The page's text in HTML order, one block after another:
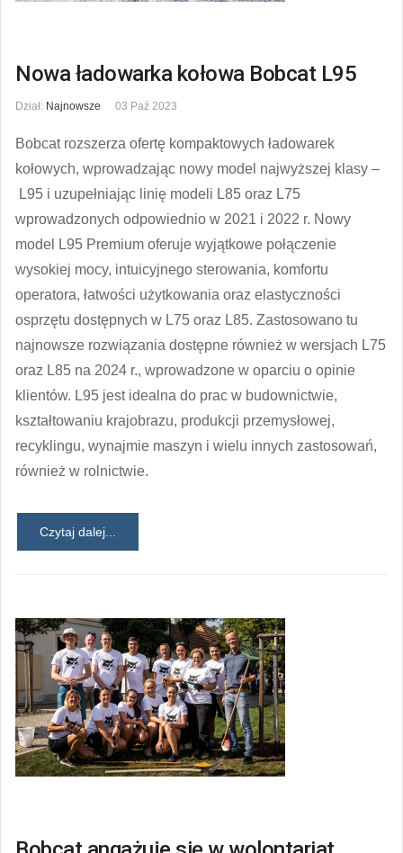
Nowa ładowarka kołowa Bobcat L95
Dział: Najnowsze 03 Paź 2023
Bobcat rozszerza ofertę kompaktowych ładowarek
kołowych, wprowadzając nowy model najwyższej klasy –
L95 i uzupełniając linię modeli L85 oraz L75
wprowadzonych odpowiednio w 2021 i 2022 r. Nowy
model L95 Premium oferuje wyjątkowe połączenie
wysokiej mocy, intuicyjnego sterowania, komfortu
operatora, łatwości użytkowania oraz elastyczności
osprzętu dostępnych w L75 oraz L85. Zastosowano tu
najnowsze rozwiązania dostępne również w wersjach L75
oraz L85 na 2024 r., wprowadzone w oparciu o opinie
klientów. L95 jest idealna do prac w budownictwie,
kształtowaniu krajobrazu, produkcji przemysłowej,
recyklingu, wynajmie maszyn i wielu innych zastosowań,
również w rolnictwie.
Czytaj dalej...